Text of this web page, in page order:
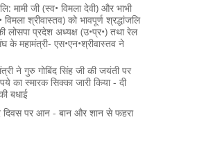
मामी जी (स्व• विमला देवी) और भाभी
विमला श्रीवास्तव) को भावपूर्ण श्रद्धांजलि
लोसपा प्रदेश अध्यक्ष (उ•प्र•) तथा रेल
के महामंत्री- एस•एन•श्रीवास्तव ने
ने गुरु गोबिंद सिंह जी की जयंती पर
का स्मारक सिक्का जारी किया - दी
बधाई
पर आन - बान और शान से फहरा